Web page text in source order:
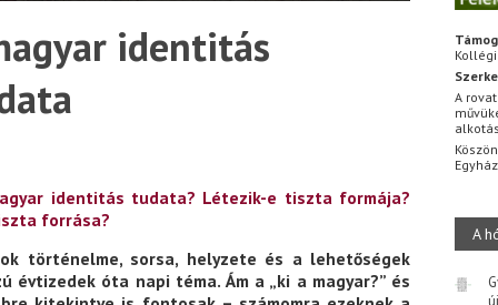
identitás
identitás tudata? Létezik-e tiszta formája?
forrása?
történelme, sorsa, helyzete és a lehetőségek
évtizedek óta napi téma. Ám a „ki a magyar?” és
A
A